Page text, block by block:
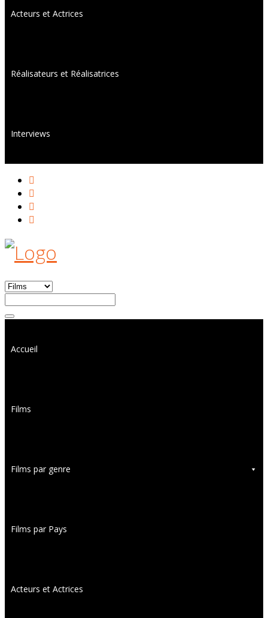
Acteurs et Actrices
Réalisateurs et Réalisatrices
Interviews
Accueil
Films
Films par genre
Films par Pays
Acteurs et Actrices